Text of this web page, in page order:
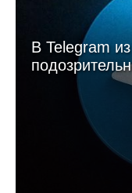
В Telegram